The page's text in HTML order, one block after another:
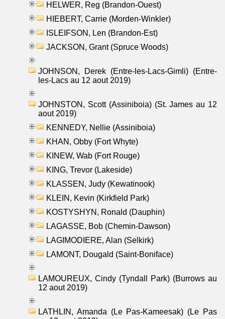
HELWER, Reg (Brandon-Ouest)
HIEBERT, Carrie (Morden-Winkler)
ISLEIFSON, Len (Brandon-Est)
JACKSON, Grant (Spruce Woods)
JOHNSON, Derek (Entre-les-Lacs-Gimli) (Entre-
les-Lacs au 12 aout 2019)
JOHNSTON, Scott (Assiniboia) (St. James au 12
aout 2019)
KENNEDY, Nellie (Assiniboia)
KHAN, Obby (Fort Whyte)
KINEW, Wab (Fort Rouge)
KING, Trevor (Lakeside)
KLASSEN, Judy (Kewatinook)
KLEIN, Kevin (Kirkfield Park)
KOSTYSHYN, Ronald (Dauphin)
LAGASSE, Bob (Chemin-Dawson)
LAGIMODIERE, Alan (Selkirk)
LAMONT, Dougald (Saint-Boniface)
LAMOUREUX, Cindy (Tyndall Park) (Burrows au
12 aout 2019)
LATHLIN, Amanda (Le Pas-Kameesak) (Le Pas